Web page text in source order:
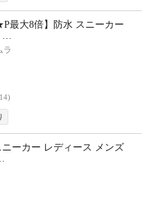
最大8倍】防水 スニーカー
ラ
ニーカー レディース メンズ